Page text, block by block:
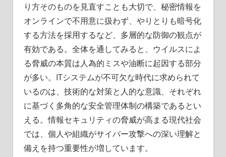
り方そのものを見直すことも大切で、秘密情報を
オンラインで不用意に扱わず、やりとりも暗号化
する方法を採用するなど、多層的な防御の観点が
有効である。全体を通してみると、ウイルスによ
る脅威の本質は人為的ミスや油断に起因する部分
が多い。ITシステムが不可欠な時代に求められて
いるのは、技術的な対策と人的な意識、それぞれ
に基づく多角的な安全管理体制の構築であるとい
える。情報セキュリティの脅威が高まる現代社会
では、個人や組織がサイバー攻撃への深い理解と
備えを持つ重要性が増しています。